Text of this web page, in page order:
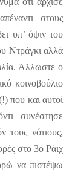
στους
υπ’ όψιν του
Ντράγκι αλλά
Άλλωστε ο
κοινοβούλιο
που και αυτοί
συνέστησε
τους νότιους,
στο 3ο Ράιχ
να πιστέψω